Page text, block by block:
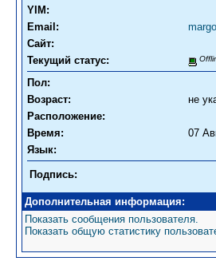
YIM:
Email:
Сайт:
Текущий статус:
Пол:
Возраст:
не
Расположение:
Время:
07
Язык:
Подпись:
Дополнительная информация:
Показать сообщения пользователя.
Показать общую статистику